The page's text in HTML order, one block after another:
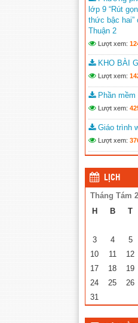
Trao 20
hoàn cảnh
học mới
Toà án
tặng Quỹ
Thuận trước
2024(15/08/
Đẩy nhanh
trình xây nhà
tặng học
hiện chưa có
lớp 9 “Rút
thức bậc
Thuận 2
Lượt xem:
KHO BÀI
Lượt xem:
Phần mềm
Lượt xem:
Giáo trình
Lượt xem:
LỊCH
Tháng Tám
H
B T
3
4 5
10
11 12
17
18 19
24
25 26
31